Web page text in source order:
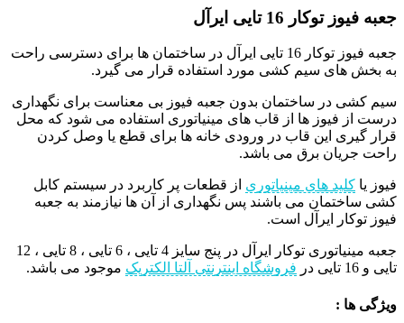
جعبه فیوز توکار 16 تایی ایرآل
جعبه فیوز توکار 16 تایی ایرآل در ساختمان ها برای دسترسی راحت
به بخش های سیم کشی مورد استفاده قرار می گیرد.
سیم کشی در ساختمان بدون جعبه فیوز بی معناست برای نگهداری
درست از فیوز ها از قاب های مینیاتوری استفاده می شود که محل
قرار گیری این قاب در ورودی خانه ها برای قطع یا وصل کردن
راحت جریان برق می باشد.
فیوز یا کلید های مینیاتوری از قطعات پر کاربرد در سیستم کابل
کشی ساختمان می باشند پس نگهداری از آن ها نیازمند به جعبه
فیوز توکار ایرآل است.
جعبه مینیاتوری توکار ایرآل در پنج سایز 4 تایی ، 6 تایی ، 8 تایی ، 12
تایی و 16 تایی در
فروشگاه اینترنتی آلتا الکتریک موجود می باشد.
ویژگی ها :